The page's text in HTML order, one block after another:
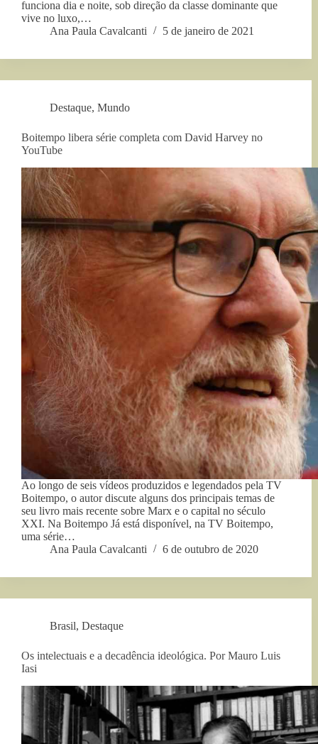
funciona dia e noite, sob direção da classe dominante que
vive no luxo,…
Ana Paula Cavalcanti
5 de janeiro de 2021
Destaque, Mundo
Boitempo libera série completa com David Harvey no
YouTube
Ao longo de seis vídeos produzidos e legendados pela TV
Boitempo, o autor discute alguns dos principais temas de
seu livro mais recente sobre Marx e o capital no século
XXI. Na Boitempo Já está disponível, na TV Boitempo,
uma série…
Ana Paula Cavalcanti
6 de outubro de 2020
Brasil, Destaque
Os intelectuais e a decadência ideológica. Por Mauro Luis
Iasi